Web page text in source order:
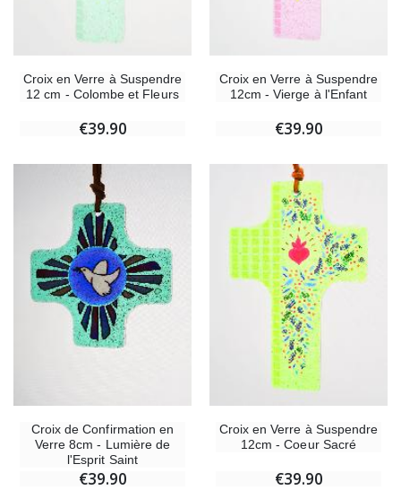
Croix en Verre à Suspendre
12 cm - Colombe et Fleurs
€39.90
Croix en Verre à Suspendre
12cm - Vierge à l'Enfant
€39.90
Croix de Confirmation en
Verre 8cm - Lumière de
l'Esprit Saint
€39.90
Croix en Verre à Suspendre
12cm - Coeur Sacré
€39.90